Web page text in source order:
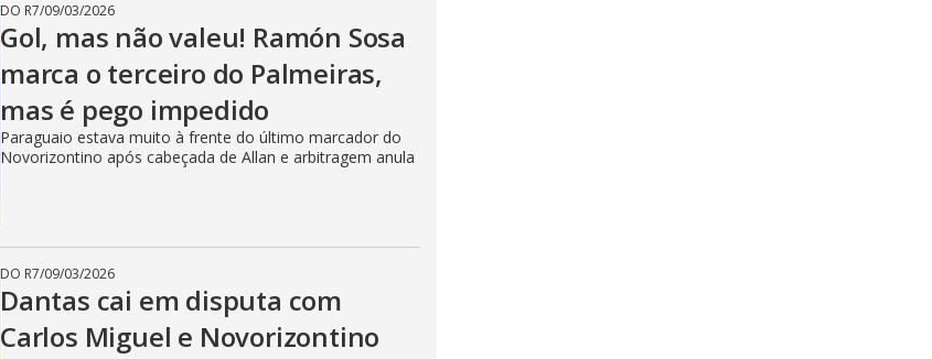
DO R7/09/03/2026
Gol, mas não valeu! Ramón Sosa
marca o terceiro do Palmeiras,
mas é pego impedido
Paraguaio estava muito à frente do último marcador do
Novorizontino após cabeçada de Allan e arbitragem anula
DO R7/09/03/2026
Dantas cai em disputa com
Carlos Miguel e Novorizontino